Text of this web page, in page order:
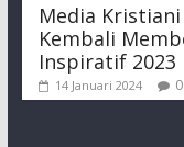
Media
Kembali
Inspiratif 2023
14 Januari 2024 0